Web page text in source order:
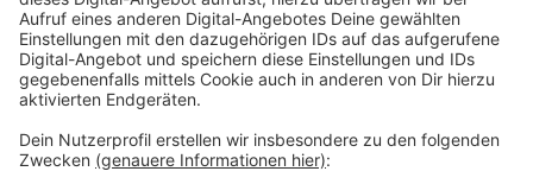
Ebenfalls weist die Bahn schon jetzt darauf hin, dass
es zum Ferienstart in den Zügen, die fahren, sehr voll
werden wird: Grund dafür ist das 9-Euro-Ticket.